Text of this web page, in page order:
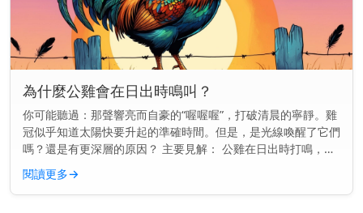
為什麼公雞會在日出時鳴叫？
你可能聽過：那聲響亮而自豪的“喔喔喔”，打破清晨的寧靜。雞
冠似乎知道太陽快要升起的準確時間。但是，是光線喚醒了它們
嗎？還是有更深層的原因？ 主要見解： 公雞在日出時打鳴，是
因為它們的內在生物鐘告訴它們該是時候了——甚至在第一縷光
線出現之前。...
閱讀更多→